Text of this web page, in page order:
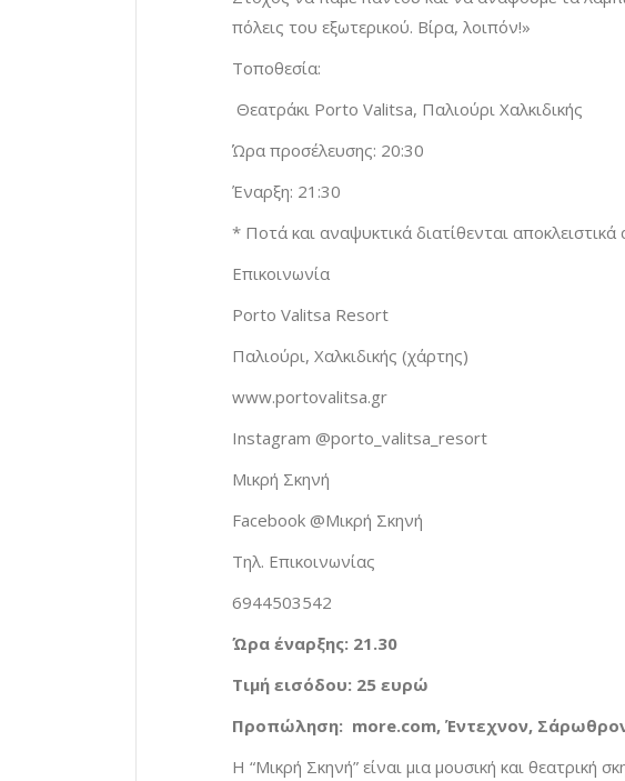
πόλεις του εξωτερικού. Βίρα, λοιπόν!»
Τοποθεσία:
Θεατράκι Porto Valitsa, Παλιούρι Χαλκιδικής
Ώρα προσέλευσης: 20:30
Έναρξη: 21:30
* Ποτά και αναψυκτικά διατίθενται
Επικοινωνία
Porto Valitsa Resort
Παλιούρι, Χαλκιδικής (χάρτης)
www.portovalitsa.gr
Instagram @porto_valitsa_resort
Μικρή Σκηνή
Facebook @Μικρή Σκηνή
Τηλ. Επικοινωνίας
6944503542
Ώρα έναρξης: 21.30
Τιμή εισόδου: 25 ευρώ
Προπώληση: more.com, Έντεχνον,
Η “Μικρή Σκηνή” είναι μια μουσική και θεατρική